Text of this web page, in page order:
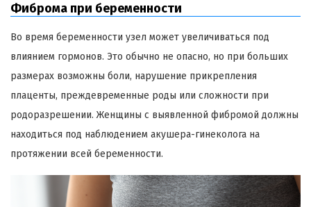
Фиброма при беременности
Во время беременности узел может увеличиваться под
влиянием гормонов. Это обычно не опасно, но при больших
размерах возможны боли, нарушение прикрепления
плаценты, преждевременные роды или сложности при
родоразрешении. Женщины с выявленной фибромой должны
находиться под наблюдением акушера-гинеколога на
протяжении всей беременности.